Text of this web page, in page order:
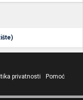
privatnosti
Pomoć